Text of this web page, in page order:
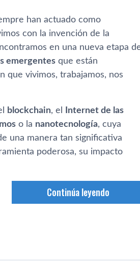
han actuado como
con la invención de la
en una nueva etapa
emergentes que están
que vivimos, trabajamos, nos
blockchain, el
Internet de las
o la nanotecnología, cuya
una manera tan significativa
poderosa, su impacto
Continúa leyendo